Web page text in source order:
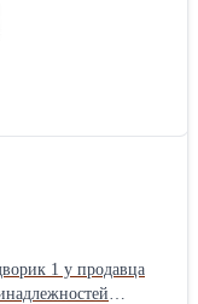
1 у продавца